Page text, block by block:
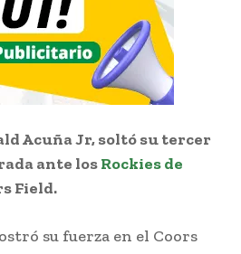
Acuña Jr, soltó su tercer
ante losRockies de
Field.
su fuerza en el Coors